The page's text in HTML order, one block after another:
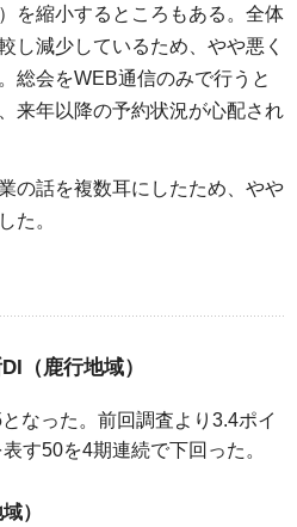
を縮小するところもある。全体
し減少しているため、やや悪く
総会をWEB通信のみで行うと
来年以降の予約状況が心配され
の話を複数耳にしたため、やや
た。
（鹿行地域）
なった。前回調査より3.4ポイ
す50を4期連続で下回った。
）